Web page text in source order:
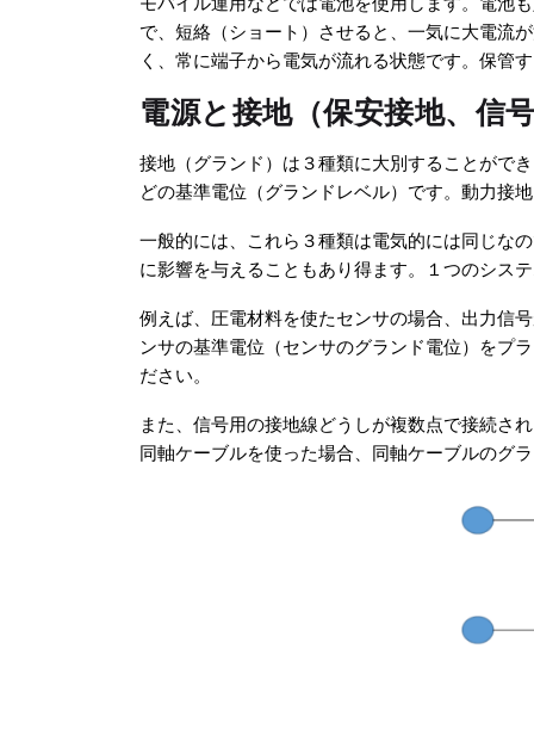
で、短絡（ショート）させると、一気に大電流
く、常に端子から電気が流れる状態です。保管
電源と接地（保安接地、信
接地（グランド）は３種類に大別することがで
どの基準電位（グランドレベル）です。動力接
一般的には、これら３種類は電気的には同じな
に影響を与えることもあり得ます。１つのシス
例えば、圧電材料を使たセンサの場合、出力信
ンサの基準電位（センサのグランド電位）をプ
ださい。
また、信号用の接地線どうしが複数点で接続さ
同軸ケーブルを使った場合、同軸ケーブルのグ